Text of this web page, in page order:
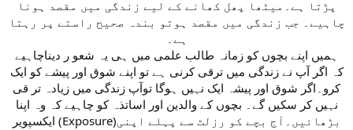
پڑتا ہے۔میٹھا پھل کھانے کے لیے زندگی میں مقصد ہونا
چاہیے۔ جب زندگی میں مقصد ہوتو بندہ صحیح راستے پر رہتا
ہے۔
ہمیں اپنے بچوں کو زمانہ طالب علمی میں ہی یہ شعو ر دیناچاہیے
کہ اگر آپ نے زندگی میں ترقی کرنی ہے تو اپنے شوق اور پیشے کو ایک
کرو۔اگر شوق اور پیشہ ایک نہیں ہوگا توآپ زندگی میں زیادہ تر قی
نہیں کر سکیں گے۔ بچوں کے والدین اور اساتذہ کو چاہیے کہ وہ اپنا
ایکسپویر (Exposure)بڑھائیں۔آج بچے کو رزلٹ سے پہلے اپنی